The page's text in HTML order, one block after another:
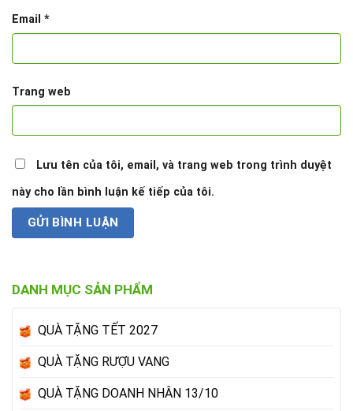
DANH MỤC SẢN PHẨM
QUÀ TẶNG TẾT 2027
QUÀ TẶNG RƯỢU VANG
QUÀ TẶNG DOANH NHÂN 13/10
Email *
Trang web
Lưu tên của tôi, email, và trang web trong trình duyệt
này cho lần bình luận kế tiếp của tôi.